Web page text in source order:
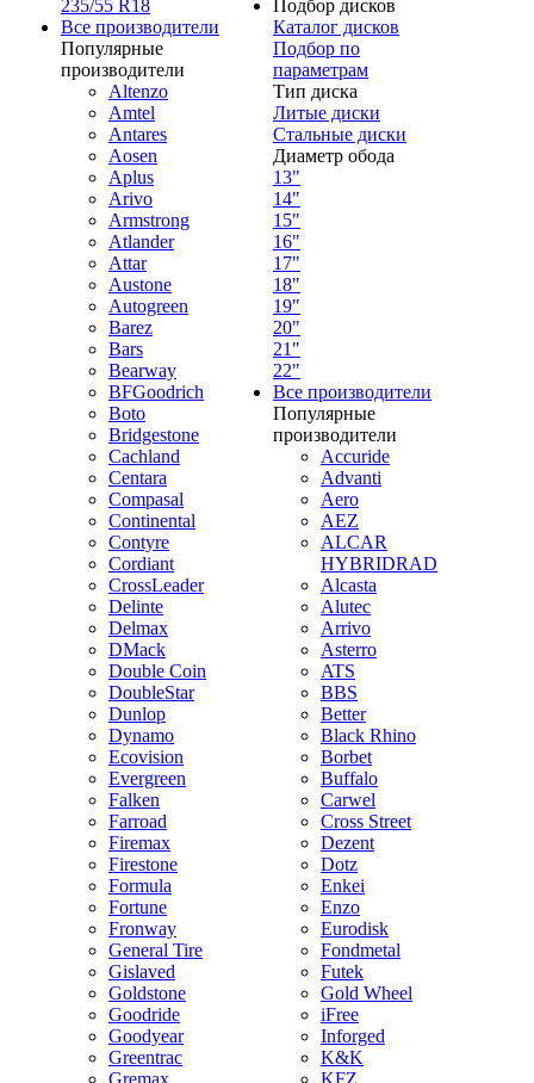
235/55 R18
Все производители
Популярные
производители
Altenzo
Amtel
Antares
Aosen
Aplus
Arivo
Armstrong
Atlander
Attar
Austone
Autogreen
Barez
Bars
Bearway
BFGoodrich
Boto
Bridgestone
Cachland
Centara
Compasal
Continental
Contyre
Cordiant
CrossLeader
Delinte
Delmax
DMack
Double Coin
DoubleStar
Dunlop
Dynamo
Ecovision
Evergreen
Falken
Farroad
Firemax
Firestone
Formula
Fortune
Fronway
General Tire
Gislaved
Goldstone
Goodride
Goodyear
Greentrac
Gremax
Подбор дисков
Каталог дисков
Подбор по
параметрам
Тип диска
Литые диски
Стальные диски
Диаметр обода
13"
14"
15"
16"
17"
18"
19"
20"
21"
22"
Все производители
Популярные
производители
Accuride
Advanti
Aero
AEZ
ALCAR
HYBRIDRAD
Alcasta
Alutec
Arrivo
Asterro
ATS
BBS
Better
Black Rhino
Borbet
Buffalo
Carwel
Cross Street
Dezent
Dotz
Enkei
Enzo
Eurodisk
Fondmetal
Futek
Gold Wheel
iFree
Inforged
K&K
KFZ